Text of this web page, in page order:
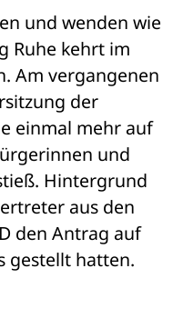
und wenden wie
Ruhe kehrt im
Am vergangenen
der
einmal mehr auf
und
Hintergrund
aus den
den Antrag auf
gestellt hatten.